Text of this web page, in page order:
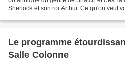
Sherlock et son roi Arthur. Ce qu'on veut
Le programme
Salle Colonne